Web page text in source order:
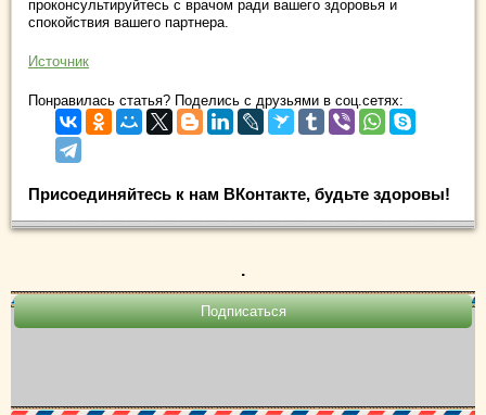
проконсультируйтесь с врачом ради вашего здоровья и
спокойствия вашего партнера.
Источник
Понравилась статья? Поделись с друзьями в соц.сетях:
Присоединяйтесь к нам ВКонтакте, будьте здоровы!
.